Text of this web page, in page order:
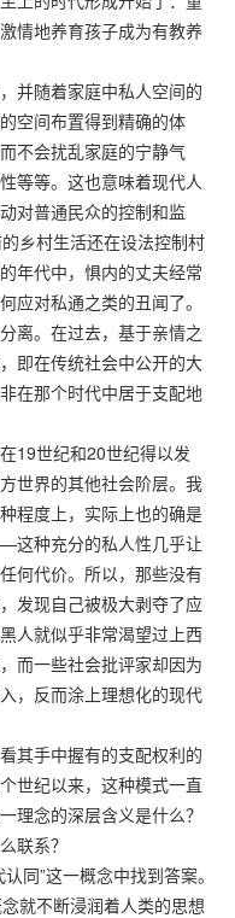
情地养育孩子成为有教养
并随着家庭中私人空间的
空间布置得到精确的体
不会扰乱家庭的宁静气
等等。这也意味着现代人
对普通民众的控制和监
乡村生活还在设法控制村
年代中，惧内的丈夫经常
应对私通之类的丑闻了。
离。在过去，基于亲情之
即在传统社会中公开的大
在那个时代中居于支配地
19世纪和20世纪得以发
世界的其他社会阶层。我
程度上，实际上也的确是
这种充分的私人性几乎让
何代价。所以，那些没有
发现自己被极大剥夺了应
人就似乎非常渴望过上西
而一些社会批评家却因为
，反而涂上理想化的现代
其手中握有的支配权利的
世纪以来，这种模式一直
理念的深层含义是什么？
联系？
同”这一概念中找到答案。
就不断浸润着人类的思想